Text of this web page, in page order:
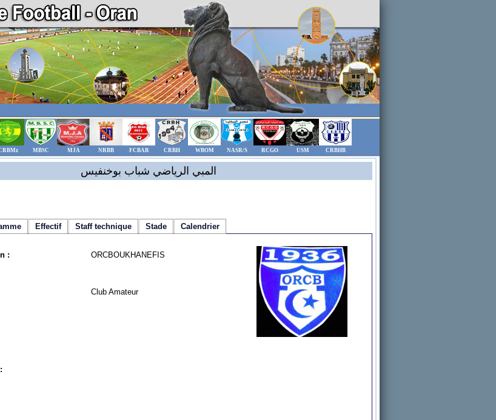
MBSC MJA NRBB FCBAR CRBH WBOM NASR/S RCGO USM CRBHB
المبي الرياضي شباب بوخنفيس
Effectif Staff technique Stade Calendrier
: ORCBOUKHANEFIS
Club Amateur